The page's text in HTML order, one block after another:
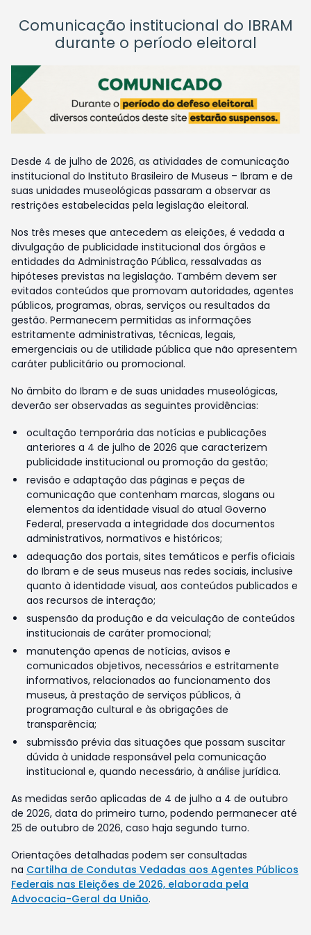
Comunicação institucional do IBRAM
durante o período eleitoral
Desde 4 de julho de 2026, as atividades de comunicação
institucional do Instituto Brasileiro de Museus – Ibram e de
suas unidades museológicas passaram a observar as
restrições estabelecidas pela legislação eleitoral.
Nos três meses que antecedem as eleições, é vedada a
divulgação de publicidade institucional dos órgãos e
entidades da Administração Pública, ressalvadas as
hipóteses previstas na legislação. Também devem ser
evitados conteúdos que promovam autoridades, agentes
públicos, programas, obras, serviços ou resultados da
gestão. Permanecem permitidas as informações
estritamente administrativas, técnicas, legais,
emergenciais ou de utilidade pública que não apresentem
caráter publicitário ou promocional.
No âmbito do Ibram e de suas unidades museológicas,
deverão ser observadas as seguintes providências:
ocultação temporária das notícias e publicações
anteriores a 4 de julho de 2026 que caracterizem
publicidade institucional ou promoção da gestão;
revisão e adaptação das páginas e peças de
comunicação que contenham marcas, slogans ou
elementos da identidade visual do atual Governo
Federal, preservada a integridade dos documentos
administrativos, normativos e históricos;
adequação dos portais, sites temáticos e perfis oficiais
do Ibram e de seus museus nas redes sociais, inclusive
quanto à identidade visual, aos conteúdos publicados e
aos recursos de interação;
suspensão da produção e da veiculação de conteúdos
institucionais de caráter promocional;
manutenção apenas de notícias, avisos e
comunicados objetivos, necessários e estritamente
informativos, relacionados ao funcionamento dos
museus, à prestação de serviços públicos, à
programação cultural e às obrigações de
transparência;
submissão prévia das situações que possam suscitar
dúvida à unidade responsável pela comunicação
institucional e, quando necessário, à análise jurídica.
As medidas serão aplicadas de 4 de julho a 4 de outubro
de 2026, data do primeiro turno, podendo permanecer até
25 de outubro de 2026, caso haja segundo turno.
Orientações detalhadas podem ser consultadas
na Cartilha de Condutas Vedadas aos Agentes Públicos
Federais nas Eleições de 2026, elaborada pela
Advocacia-Geral da União.